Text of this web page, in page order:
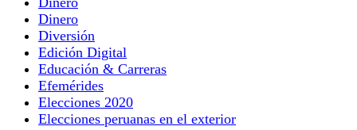
Dinero
Diversión
Edición Digital
Educación & Carreras
Efemérides
Elecciones 2020
Elecciones peruanas en el exterior